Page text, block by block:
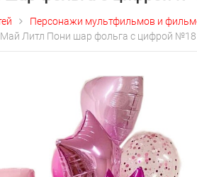
Персонажи мультфильмов и
Май Литл Пони шар фольга с цифрой